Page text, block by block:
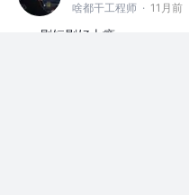
啥都干工程师 · 11月前
刷短剧好上瘾